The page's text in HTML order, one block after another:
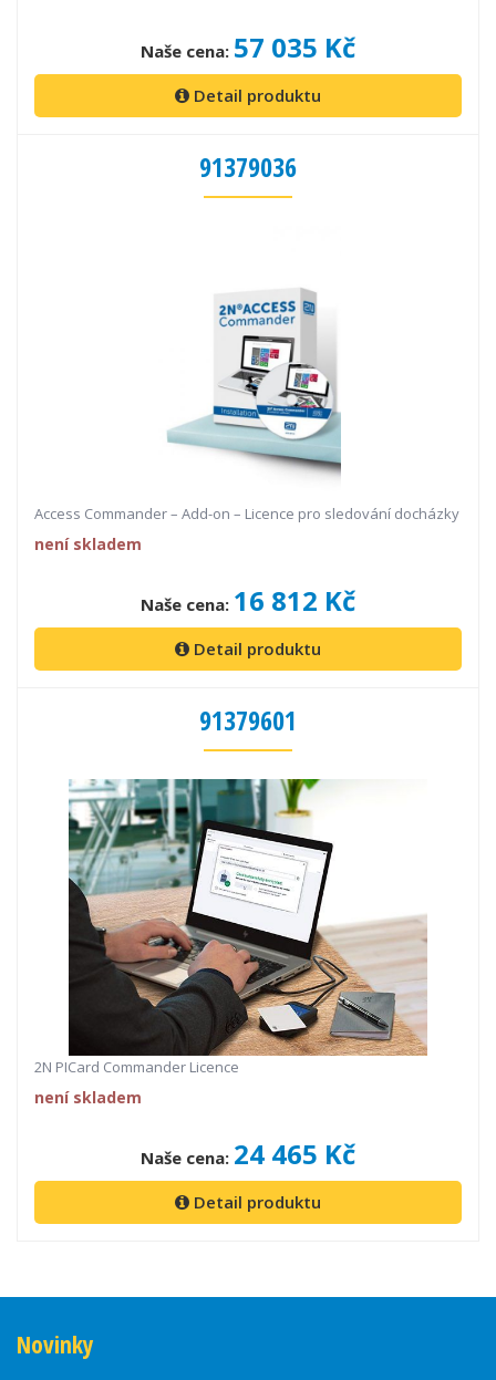
Naše cena: 57 035 Kč
Detail produktu
91379036
Access Commander – Add-on – Licence pro sledování docházky
není skladem
Naše cena: 16 812 Kč
Detail produktu
91379601
2N PICard Commander Licence
není skladem
Naše cena: 24 465 Kč
Detail produktu
Novinky